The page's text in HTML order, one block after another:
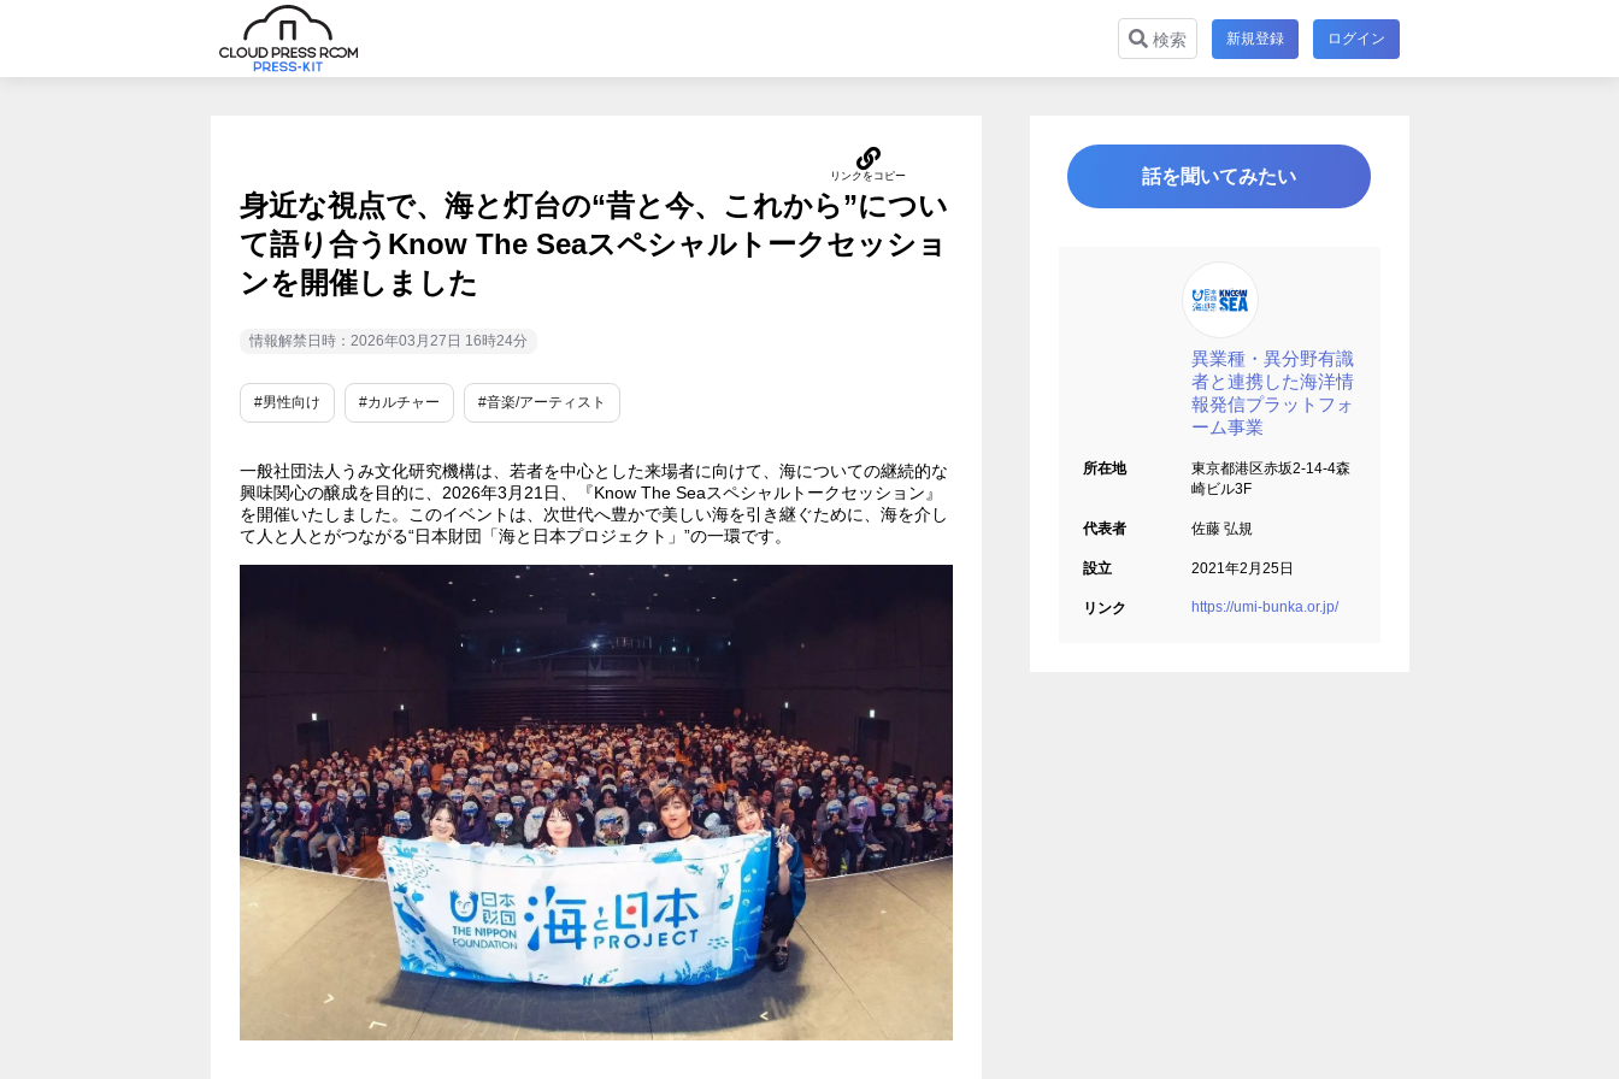
検索 新規登録 ログイン
身近な視点で、海と灯台の“昔と今、これから”につい
て語り合うKnow The Seaスペシャルトークセッショ
ンを開催しました
情報解禁日時：2026年03月27日 16時24分
#男性向け #カルチャー #音楽/アーティスト
一般社団法人うみ文化研究機構は、若者を中心とした来場者に向けて、海についての継続的な
興味関心の醸成を目的に、2026年3月21日、『Know The Seaスペシャルトークセッション』
を開催いたしました。このイベントは、次世代へ豊かで美しい海を引き継ぐために、海を介し
て人と人とがつながる“日本財団「海と日本プロジェクト」”の一環です。
話を聞いてみたい
異業種・異分野有識
者と連携した海洋情
報発信プラットフォ
ーム事業
所在地
東京都港区赤坂2-14-4森
崎ビル3F
代表者 佐藤 弘規
設立 2021年2月25日
リンク https://umi-bunka.or.jp/